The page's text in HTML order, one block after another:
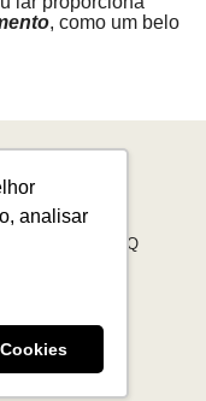
analisar
, como um belo
E RESOLVE
BOLETOS FAQ